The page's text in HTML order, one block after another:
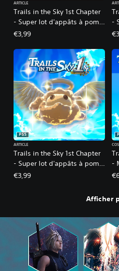
Trails in the Sky 1st Chapter
- Super lot d'appâts à pom
angélique 1
ARTICLE
€3,99
-
Trails in the Sky 1st Chapter
- Super lot d'appâts à pom
angélique 3
PS5
ARTICLE
€3,99
-
Afficher